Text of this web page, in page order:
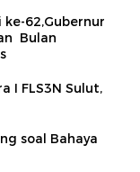
ke-62,Gubernur
Bulan
I FLS3N Sulut,
soal Bahaya